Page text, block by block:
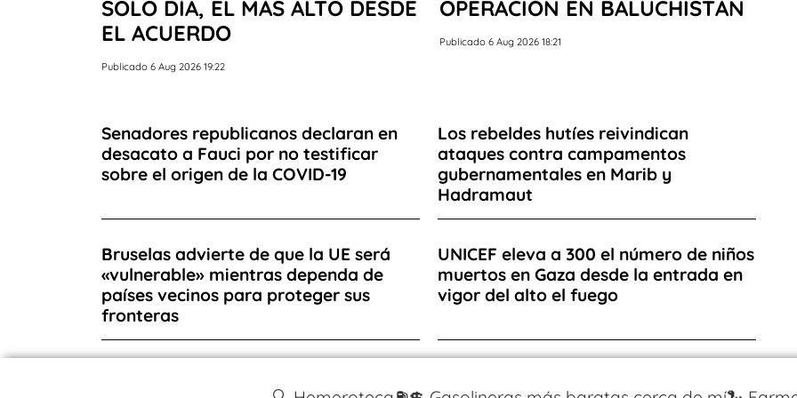
SOLO DÍA, EL MÁS ALTO DESDE
EL ACUERDO
Publicado 6 Aug 2026 19:22
OPERACIÓN EN BALUCHISTÁN
Publicado 6 Aug 2026 18:21
Senadores republicanos declaran en
desacato a Fauci por no testificar
sobre el origen de la COVID-19
Los rebeldes hutíes reivindican
ataques contra campamentos
gubernamentales en Marib y
Hadramaut
Bruselas advierte de que la UE será
«vulnerable» mientras dependa de
países vecinos para proteger sus
fronteras
UNICEF eleva a 300 el número de niños
muertos en Gaza desde la entrada en
vigor del alto el fuego